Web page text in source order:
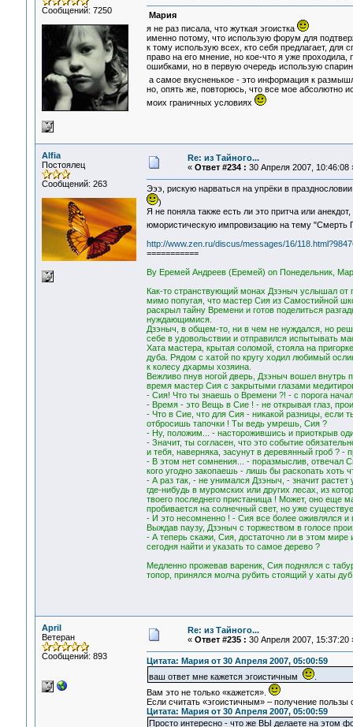
Сообщений: 7250
Мария
я не раз писала, что жуткая эгоистка
именно потому, что использую форум для
к тому использую всех, кто себя предлагает, для
право на его мнение, но кое-что я уже
ошибками, но в первую очередь использую
а самое вкусненькое - это информация к
но, опять же, повторюсь, что все мое абсолютно
моих граничных условиях
Alfia
Постоялец
Сообщений: 263
Re: из Тайного...
« Ответ #234 : 30 Апреля 2007, 10:46:08
Эээ, рискую нарваться на упрёки в
)
Я не поняла также есть ли это притча или
юмористическую импровизацию на тему "Смерть
http://www.zen.ru/discus/messages/16/
===========
By Еремей Андреев (Еремей) on Понедельник,
Как-то странствующий монах Дзэныч услышал от
мимо попугая, что мастер Сия из Самостийной
раскрыл тайну Времени и готов поделиться
нуждающимися.
Дзэныч, в общем-то, ни в чем не нуждался, но
себе в удовольствии и отправился испытывать
Хата мастера, крытая соломой, стояла на
дуба. Рядом с хатой по кругу ходил любимый
к колесу дхармы хозяина.
Вежливо пнув ногой дверь, Дзэныч вошел внутрь
время мастер Сия с закрытыми глазами
- Сия! Что ты знаешь о Времени ?! - с порога
- Время - это Вещь в Сие ! - не открывая глаз,
- Что в Сие, что для Сия - никакой разницы, если
отбросишь тапочки ! Ты ведь умрешь, Сия ?
- Ну, положим... - насторожившись и приоткрыв
- Значит, ты согласен, что это событие
и тебя, наверняка, засунут в деревянный гроб ? -
- В этом нет сомнения... - поразмыслив, отвечал
кого угодно закопаешь - лишь бы раскопать хоть
- А раз так, - не унимался Дзэныч, - значит растет
где-нибудь в муромских или других лесах, из
твоего последнего пристанища ! Может, оно еще
пробивается на солнечный свет, но уже
- И это несомненно ! - Сия все более оживлялся и
Выждав паузу, Дзэныч с торжеством в голосе
- А теперь скажи, Сия, достаточно ли в этом
сегодня найти и указать то самое дерево ?
Медленно прожевав вареник, Сия поднялся с
топор, принялся молча рубить стоящий у хаты
April
Ветеран
Сообщений: 893
Re: из Тайного...
« Ответ #235 : 30 Апреля 2007, 15:37:20
Цитата: Мария от 30 Апреля 2007, 05:00:59
ваш ответ мне кажется эгоистичным
.
Вам это не только «кажется».
Если считать «эгоистичным» – получение
Цитата: Мария от 30 Апреля 2007, 05:00:59
Просто интересно - что же ВЫ делаете на этом